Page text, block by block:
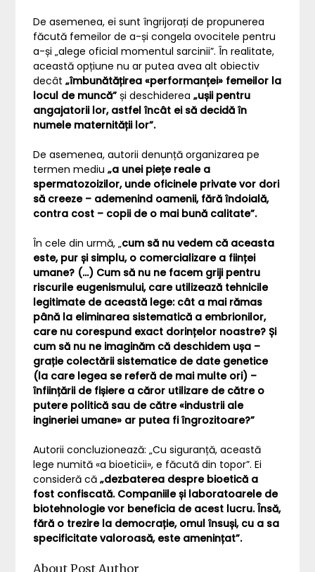
De asemenea, ei sunt îngrijorați de propunerea
făcută femeilor de a-și congela ovocitele pentru
a-și „alege oficial momentul sarcinii”. În realitate,
această opțiune nu ar putea avea alt obiectiv
decât„îmbunătățirea «performanței» femeilor la
locul de muncă” și deschiderea„ușii pentru
angajatorii lor, astfel încât ei să decidă în
numele maternității lor”.
De asemenea, autorii denunță organizarea pe
termen mediu„a unei piețe reale a
spermatozoizilor, unde oficinele private vor dori
să creeze – ademenind oamenii, fără îndoială,
contra cost – copii de o mai bună calitate”.
În cele din urmă, „cum să nu vedem că aceasta
este, pur și simplu, o comercializare a ființei
umane? (…) Cum să nu ne facem griji pentru
riscurile eugenismului, care utilizează tehnicile
legitimate de această lege: cât a mai rămas
până la eliminarea sistematică a embrionilor,
care nu corespund exact dorințelor noastre? Și
cum să nu ne imaginăm că deschidem ușa –
grație colectării sistematice de date genetice
(la care legea se referă de mai multe ori) –
înființării de fișiere a căror utilizare de către o
putere politică sau de către «industrii ale
ingineriei umane» ar putea fi îngrozitoare?”
Autorii concluzionează: „Cu siguranță, această
lege numită «a bioeticii», e făcută din topor”. Ei
consideră că„dezbaterea despre bioetică a
fost confiscată. Companiile și laboratoarele de
biotehnologie vor beneficia de acest lucru. Însă,
fără o trezire la democrație, omul însuși, cu a sa
specificitate valoroasă, este amenințat”.
About Post Author